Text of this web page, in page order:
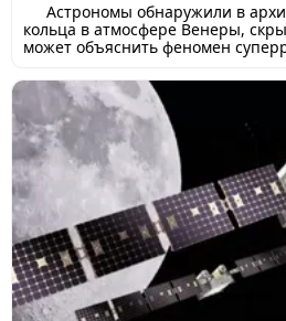
Астрономы обнаружили в
кольца в атмосфере Венеры,
может объяснить феномен